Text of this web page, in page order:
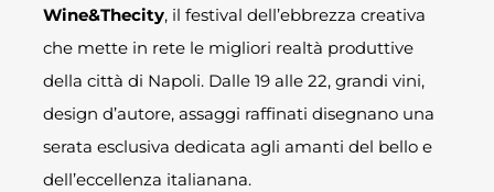
Wine&Thecity, il festival dell’ebbrezza creativa
che mette in rete le migliori realtà produttive
della città di Napoli. Dalle 19 alle 22, grandi vini,
design d’autore, assaggi raffinati disegnano una
serata esclusiva dedicata agli amanti del bello e
dell’eccellenza italianana.